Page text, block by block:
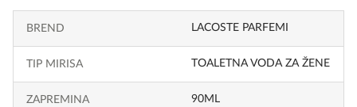
BREND LACOSTE PARFEMI
TIP MIRISA TOALETNA VODA ZA ŽENE
ZAPREMINA 90ML